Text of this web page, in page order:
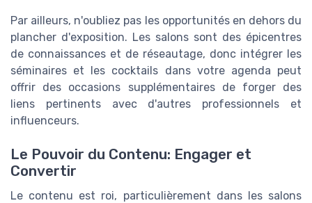
Par ailleurs, n'oubliez pas les opportunités en dehors du
plancher d'exposition. Les salons sont des épicentres
de connaissances et de réseautage, donc intégrer les
séminaires et les cocktails dans votre agenda peut
offrir des occasions supplémentaires de forger des
liens pertinents avec d'autres professionnels et
influenceurs.
Le Pouvoir du Contenu: Engager et
Convertir
Le contenu est roi, particulièrement dans les salons